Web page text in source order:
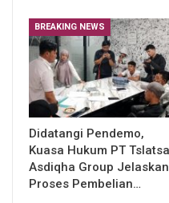
BREAKING NEWS
Didatangi Pendemo,
Kuasa Hukum PT Tslatsa
Asdiqha Group Jelaskan
Proses Pembelian…